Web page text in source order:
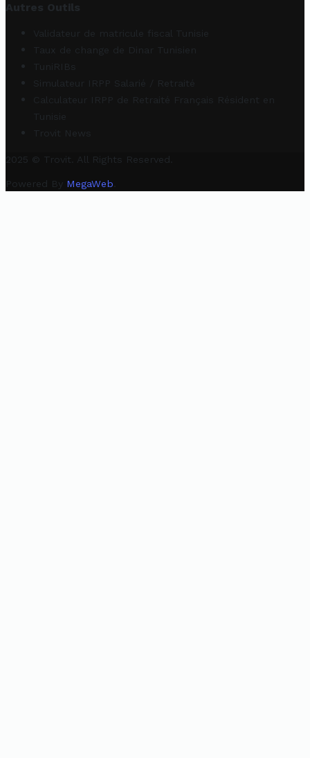
Autres Outils
Validateur de matricule fiscal Tunisie
Taux de change de Dinar Tunisien
TuniRIBs
Simulateur IRPP Salarié / Retraité
Calculateur IRPP de Retraité Français Résident en
Tunisie
Trovit News
2025 © Trovit. All Rights Reserved.
Powered By MegaWeb